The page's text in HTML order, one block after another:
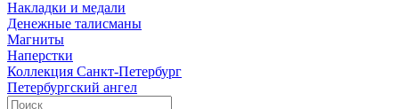
Накладки и медали
Денежные талисманы
Магниты
Наперстки
Коллекция Санкт-Петербург
Петербургский ангел